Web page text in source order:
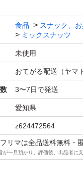
ューナッツです。
美味しい！！
のおつまみに!！
つです。
いただいてから袋詰
食品 スナック、
ミックスナッツ
未使用
おてがる配送（ヤマ
3〜7日で発送
愛知県
z624472564
リマは全品送料無料・
が一旦預かり、評価後、出品者に